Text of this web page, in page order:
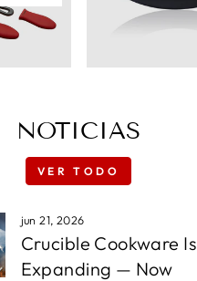
NOTICIAS
VER TODO
jun 21, 2026
Crucible Cookware Is
Expanding — Now